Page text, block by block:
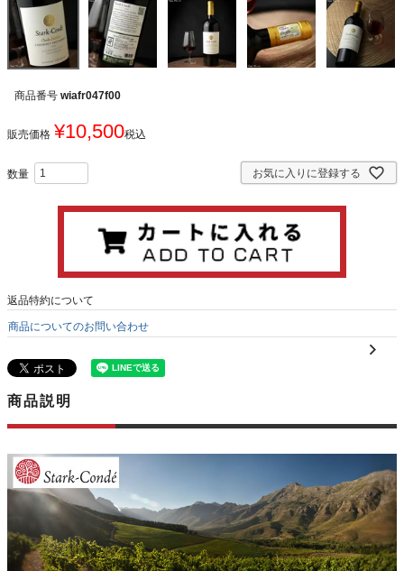
商品番号 wiafr047f00
販売価格 ¥10,500税込
お気に入りに登録する
返品特約について
商品についてのお問い合わせ
商品説明